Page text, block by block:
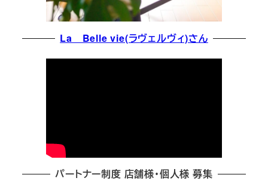
La Belle vie(ラヴェルヴィ)さん
パートナー制度 店舗様・個人様 募集